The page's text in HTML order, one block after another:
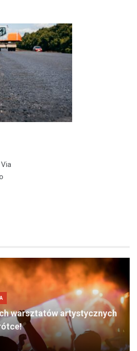
warsztatów artystycznych